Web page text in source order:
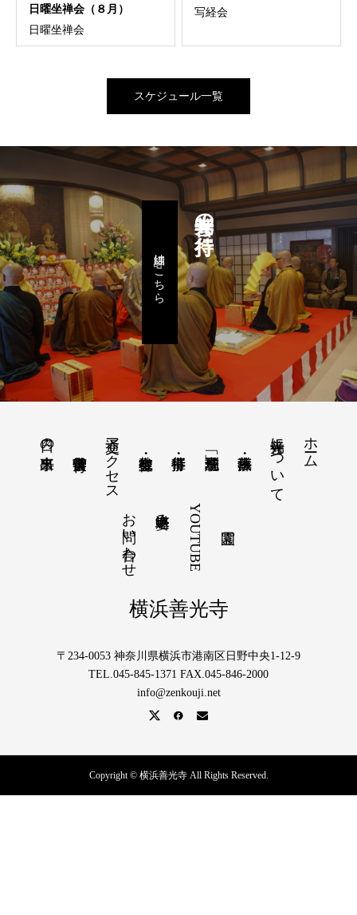
日曜坐禅会（８月）
日曜坐禅会
写経会
スケジュール一覧
善光寺の行持
詳細はこちら
ホーム
善光寺について
交通アクセス
日々の出来事
YOUTUBE
塔婆申込み
お問い合わせ
横浜善光寺
〒234-0053 神奈川県横浜市港南区日野中央1-12-9
TEL.045-845-1371 FAX.045-846-2000
info@zenkouji.net
Copyright © 横浜善光寺 All Rights Reserved.